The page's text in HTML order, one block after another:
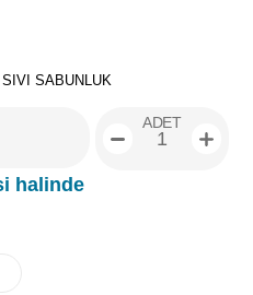
SIVI SABUNLUK
halinde
ADET